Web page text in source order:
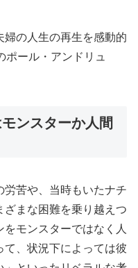
婦の人生の再生を感動的
ポール・アンドリュ
ンスターか人間
労苦や、当時もいたナチ
ざまな困難を乗り越えつ
モンスターではなく人
て、状況下によっては彼